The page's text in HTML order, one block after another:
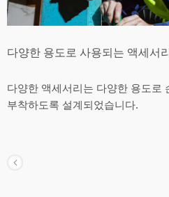
다양한 용도로 사용되는 액세서리
다양한 액세서리는 다양한 용도로
부착하도록 설계되었습니다.